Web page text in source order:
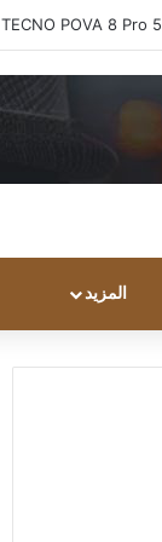
المزيد